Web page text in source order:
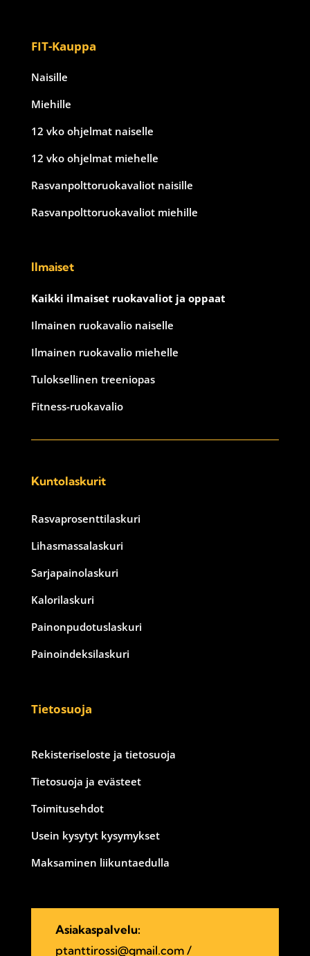
FIT-Kauppa
Naisille
Miehille
12 vko ohjelmat naiselle
12 vko ohjelmat miehelle
Rasvanpolttoruokavaliot naisille
Rasvanpolttoruokavaliot miehille
Ilmaiset
Kaikki ilmaiset ruokavaliot ja oppaat
Ilmainen ruokavalio naiselle
Ilmainen ruokavalio miehelle
Tuloksellinen treeniopas
Fitness-ruokavalio
Kuntolaskurit
Rasvaprosenttilaskuri
Lihasmassalaskuri
Sarjapainolaskuri
Kalorilaskuri
Painonpudotuslaskuri
Painoindeksilaskuri
Tietosuoja
Rekisteriseloste ja tietosuoja
Tietosuoja ja evästeet
Toimitusehdot
Usein kysytyt kysymykset
Maksaminen liikuntaedulla
Asiakaspalvelu:
ptanttirossi@gmail.com/